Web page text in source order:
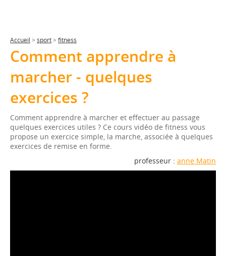
Accueil > sport> fitness
Comment apprendre à
marcher - quelques
exercices ?
Comment apprendre à marcher et effectuer au passage
quelques exercices utiles ? Ce cours vidéo de fitness vous
propose un exercice simple, la marche, associée à quelques
exercices de remise en forme.
professeur : anne Matin